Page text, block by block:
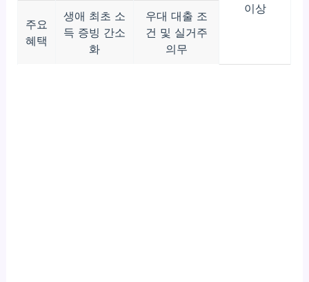
이상
주요
혜택
생애 최초 소
득 증빙 간소
화
우대 대출 조
건 및 실거주
의무